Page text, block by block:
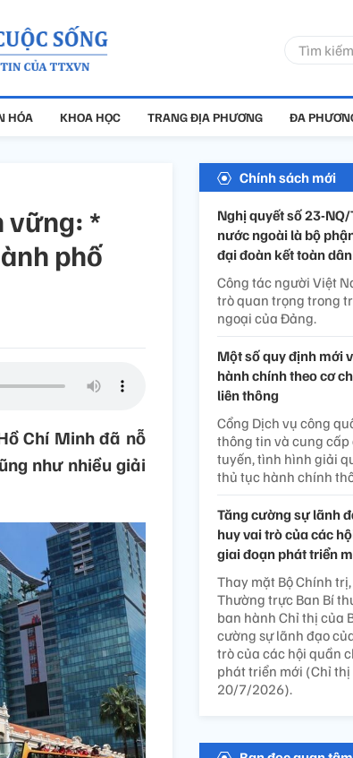
HÓA KHOA HỌC TRANG ĐỊA PHƯƠNG ĐA
vững: *
phố
Chí Minh đã nỗ
như nhiều giải
Chính sách mới
Nghị quyết số 23-
nước ngoài là bộ
đại đoàn kết toàn
Công tác người Việt
trò quan trọng trong
ngoại của Đảng.
Một số quy định mới
hành chính theo cơ
liên thông
Cổng Dịch vụ công
thông tin và cung
tuyến, tình hình giải
thủ tục hành chính
Tăng cường sự lãnh
huy vai trò của các
giai đoạn phát triển
Thay mặt Bộ Chính
Thường trực Ban Bí
ban hành Chỉ thị của
cường sự lãnh đạo
trò của các hội quần
phát triển mới (Chỉ
20/7/2026).